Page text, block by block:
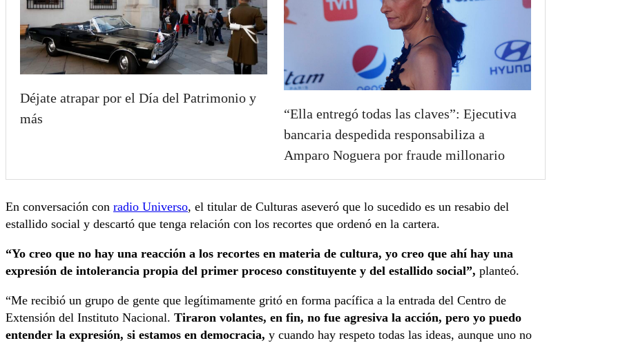
Déjate atrapar por el Día del Patrimonio y
más
“Ella entregó todas las claves”: Ejecutiva
bancaria despedida responsabiliza a
Amparo Noguera por fraude millonario
En conversación con radio Universo, el titular de Culturas aseveró que lo sucedido es un resabio del
estallido social y descartó que tenga relación con los recortes que ordenó en la cartera.
“Yo creo que no hay una reacción a los recortes en materia de cultura, yo creo que ahí hay una
expresión de intolerancia propia del primer proceso constituyente y del estallido social”, planteó.
“Me recibió un grupo de gente que legítimamente gritó en forma pacífica a la entrada del Centro de
Extensión del Instituto Nacional. Tiraron volantes, en fin, no fue agresiva la acción, pero yo puedo
entender la expresión, si estamos en democracia, y cuando hay respeto todas las ideas, aunque uno no